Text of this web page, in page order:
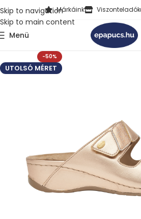
Skip to navigation
Skip to main content
Márkáink Viszonteladók
Menü
-50%
UTOLSÓ MÉRET